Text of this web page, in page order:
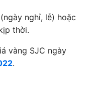
nghỉ, lễ) hoặc
thời.
vàng SJC ngày
.